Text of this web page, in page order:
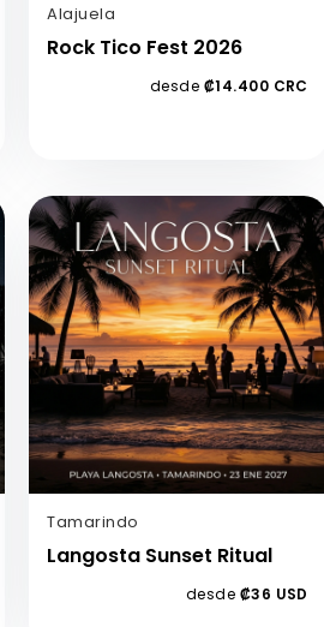
Alajuela
Rock Tico Fest 2026
desde ₡14.400 CRC
Tamarindo
Langosta Sunset Ritual
desde ₡36 USD